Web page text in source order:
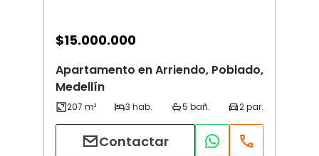
$15.000.000
Apartamento en Arriendo, Poblado,
Medellín
Contactar